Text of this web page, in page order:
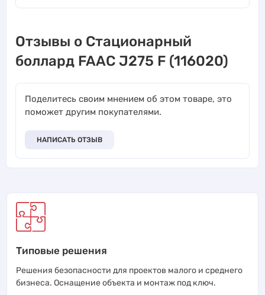
Отзывы о Стационарный
боллард FAAC J275 F (116020)
Поделитесь своим мнением об этом товаре, это
поможет другим покупателями.
НАПИСАТЬ ОТЗЫВ
Типовые решения
Решения безопасности для проектов малого и среднего
бизнеса. Оснащение объекта и монтаж под ключ.